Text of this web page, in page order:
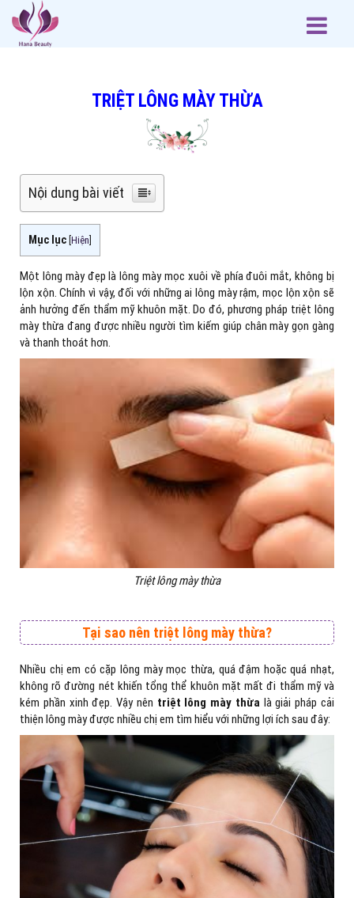
TRIỆT LÔNG MÀY THỪA
Nội dung bài viết
Mục lục [Hiện]
Một lông mày đẹp là lông mày mọc xuôi về phía đuôi mắt, không bị
lộn xộn. Chính vì vậy, đối với những ai lông mày rậm, mọc lộn xộn sẽ
ảnh hưởng đến thẩm mỹ khuôn mặt. Do đó, phương pháp triệt lông
mày thừa đang được nhiều người tìm kiếm giúp chân mày gọn gàng
và thanh thoát hơn.
Triệt lông mày thừa
Tại sao nên triệt lông mày thừa?
Nhiều chị em có cặp lông mày mọc thừa, quá đậm hoặc quá nhạt,
không rõ đường nét khiến tổng thể khuôn mặt mất đi thẩm mỹ và
kém phần xinh đẹp. Vậy nên triệt lông mày thừalà giải pháp cải
thiện lông mày được nhiều chị em tìm hiểu với những lợi ích sau đây: